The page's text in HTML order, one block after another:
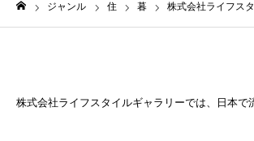
ジャンル 住 暮 株式会社ライフス
株式会社ライフスタイルギャラリーでは、日本